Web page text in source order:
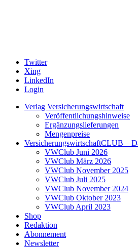
Twitter
Xing
LinkedIn
Login
Verlag Versicherungswirtschaft
Veröffentlichungshinweise
Ergänzungslieferungen
Mengenpreise
VersicherungswirtschaftCLUB –
VWClub Juni 2026
VWClub März 2026
VWClub November 2025
VWClub Juli 2025
VWClub November 2024
VWClub Oktober 2023
VWClub April 2023
Shop
Redaktion
Abonnement
Newsletter